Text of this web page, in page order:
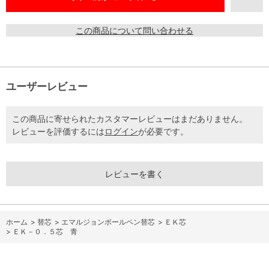
この商品について問い合わせる
ユーザーレビュー
この商品に寄せられたカスタマーレビューはまだありません。
レビューを評価するにはログインが必要です。
レビューを書く
ホーム > 替芯 > エマルジョンボールペン替芯 > ＥＫ芯
> ＥＫ－０．５芯 青